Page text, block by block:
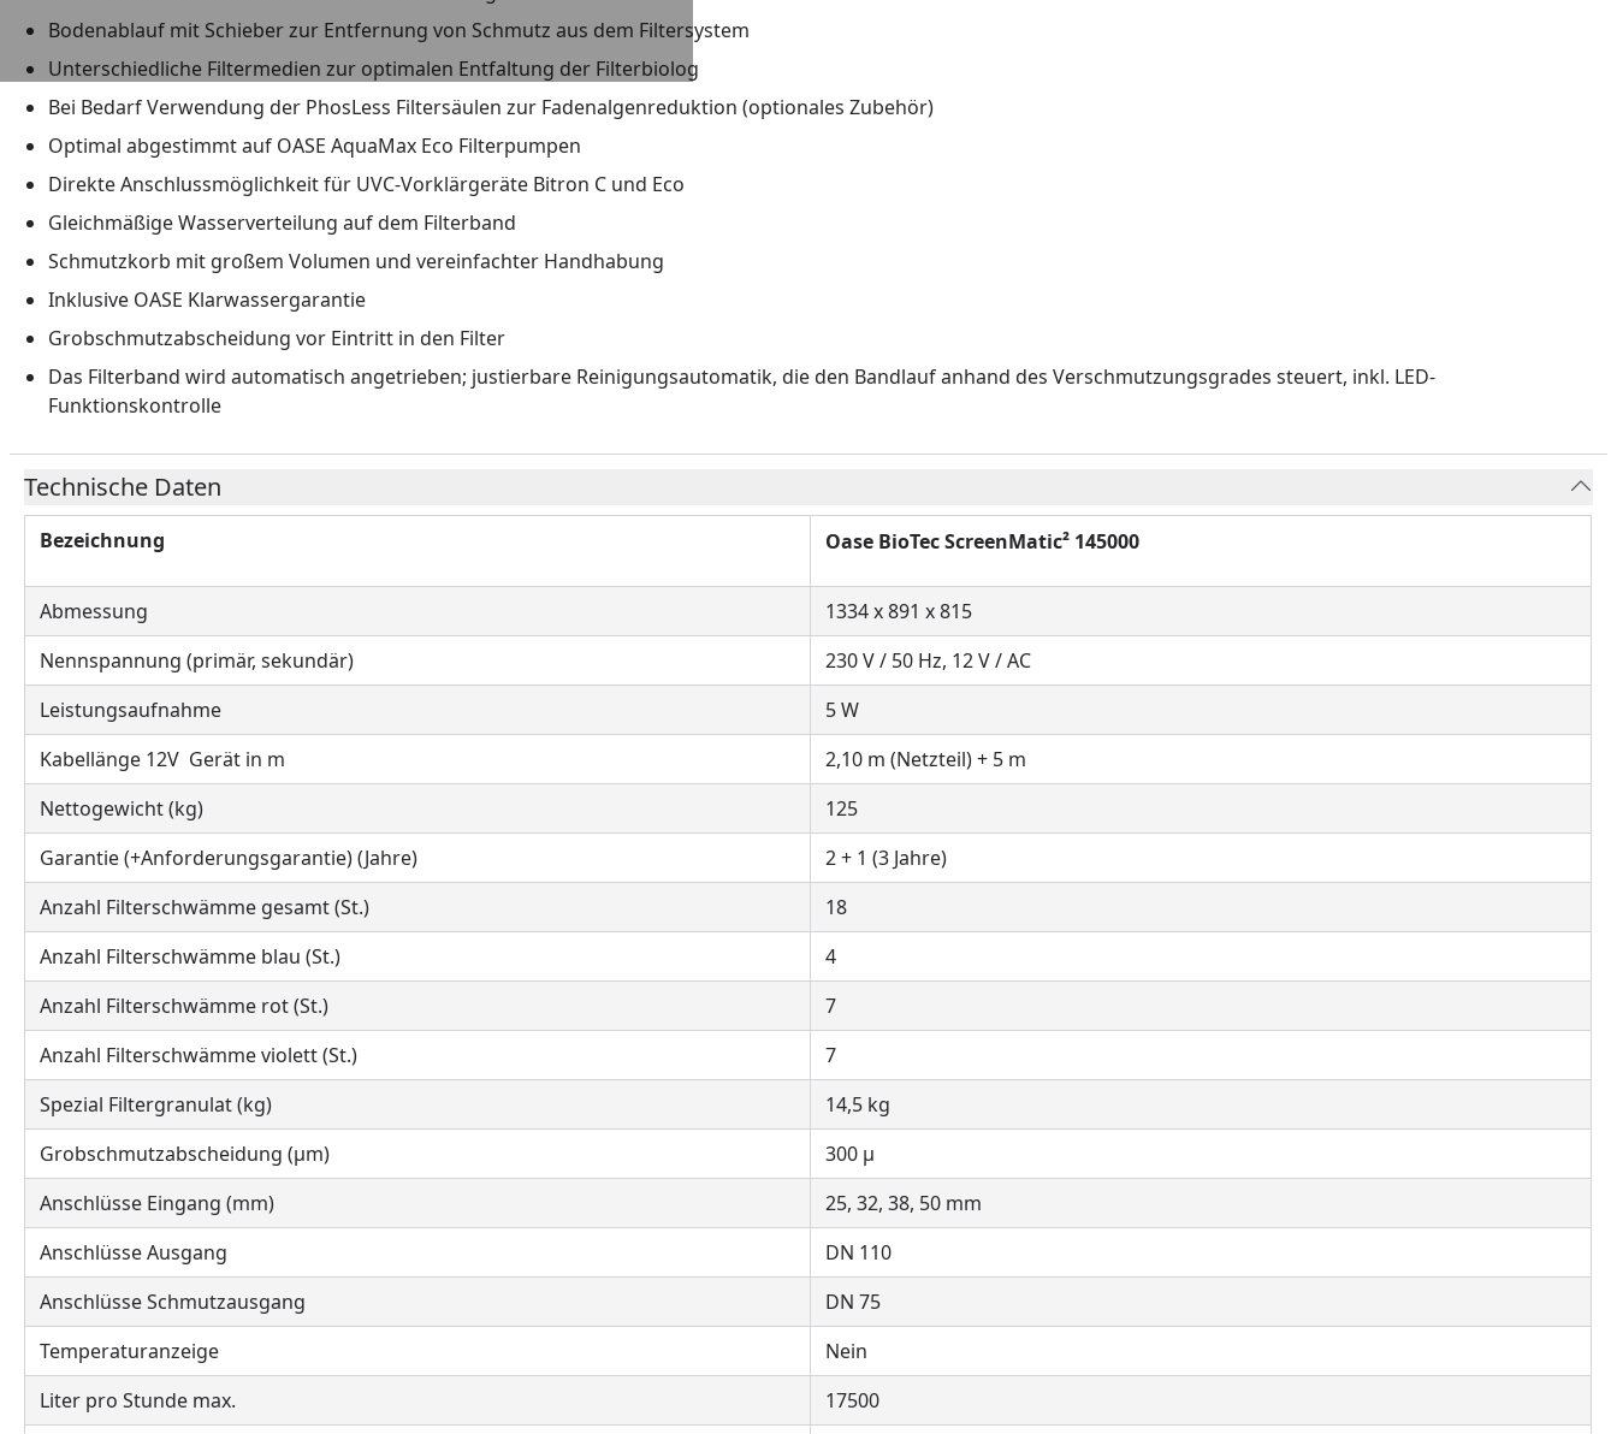
Bodenablauf mit Schieber zur Entfernung von Schmutz aus dem Filtersystem
Unterschiedliche Filtermedien zur optimalen Entfaltung der Filterbiolog
Bei Bedarf Verwendung der PhosLess Filtersäulen zur Fadenalgenreduktion (optionales Zubehör)
Optimal abgestimmt auf OASE AquaMax Eco Filterpumpen
Direkte Anschlussmöglichkeit für UVC-Vorklärgeräte Bitron C und Eco
Gleichmäßige Wasserverteilung auf dem Filterband
Schmutzkorb mit großem Volumen und vereinfachter Handhabung
Inklusive OASE Klarwassergarantie
Grobschmutzabscheidung vor Eintritt in den Filter
Das Filterband wird automatisch angetrieben; justierbare Reinigungsautomatik, die den Bandlauf anhand des Verschmutzungsgrades steuert, inkl. LED-
Funktionskontrolle
Technische Daten
Bezeichnung Oase BioTec ScreenMatic² 145000
Abmessung
1334 x 891 x 815
Nennspannung (primär, sekundär)
230 V / 50 Hz, 12 V / AC
Leistungsaufnahme
5 W
Kabellänge 12V Gerät in m
2,10 m (Netzteil) + 5 m
Nettogewicht (kg)
125
Garantie (+Anforderungsgarantie) (Jahre)
2 + 1 (3 Jahre)
Anzahl Filterschwämme gesamt (St.)
18
Anzahl Filterschwämme blau (St.)
4
Anzahl Filterschwämme rot (St.)
7
Anzahl Filterschwämme violett (St.)
7
Spezial Filtergranulat (kg)
14,5 kg
Grobschmutzabscheidung (μm)
300 μ
Anschlüsse Eingang (mm)
25, 32, 38, 50 mm
Anschlüsse Ausgang
DN 110
Anschlüsse Schmutzausgang
DN 75
Temperaturanzeige
Nein
Liter pro Stunde max.
17500